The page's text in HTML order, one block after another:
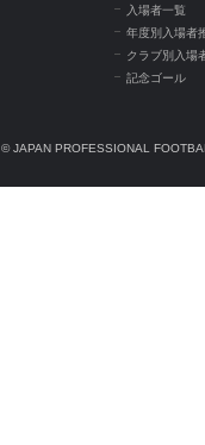
入場者一覧
年度別入場者
クラブ別入場
記念ゴール
© JAPAN PROFESSIONAL